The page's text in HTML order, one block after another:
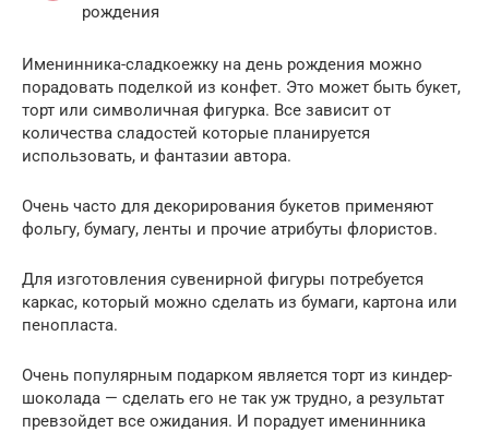
рождения
Именинника-сладкоежку на день рождения можно
порадовать поделкой из конфет. Это может быть букет,
торт или символичная фигурка. Все зависит от
количества сладостей которые планируется
использовать, и фантазии автора.
Очень часто для декорирования букетов применяют
фольгу, бумагу, ленты и прочие атрибуты флористов.
Для изготовления сувенирной фигуры потребуется
каркас, который можно сделать из бумаги, картона или
пенопласта.
Очень популярным подарком является торт из киндер-
шоколада — сделать его не так уж трудно, а результат
превзойдет все ожидания. И порадует именинника